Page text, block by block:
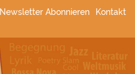
Newsletter Abonnieren Kontakt